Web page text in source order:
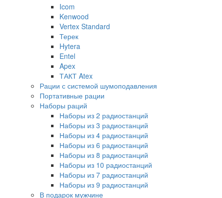
Icom
Kenwood
Vertex Standard
Терек
Hytera
Entel
Apex
ТАКТ Atex
Рации с системой шумоподавления
Портативные рации
Наборы раций
Наборы из 2 радиостанций
Наборы из 3 радиостанций
Наборы из 4 радиостанций
Наборы из 6 радиостанций
Наборы из 8 радиостанций
Наборы из 10 радиостанций
Наборы из 7 радиостанций
Наборы из 9 радиостанций
В подарок мужчине